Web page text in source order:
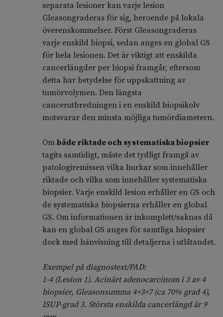
separata lesioner kan varje lesion
Gleasongraderas för sig, beroende på lokala
överenskommelser. Först Gleasongraderas
varje enskild biopsi, sedan anges en global GS
för hela lesionen. Det är viktigt att enskilda
cancerlängder per biopsi framgår, eftersom
detta har betydelse för uppskattning av
tumörvolymen. Den längsta
cancerutbredningen i en enskild biopsikolv
motsvarar den minsta möjliga tumördiametern.
Om både riktade och systematiska biopsier
tagits samtidigt, måste det tydligt framgå av
patologiremissen vilka burkar som innehåller
riktade och vilka som innehåller systematiska
biopsier. Varje enskild lesion erhåller en GS och
de systematiska biopsierna erhåller en global
GS. Om informationen är inkomplett/saknas då
kan en global GS anges för samtliga biopsier
dock med hänvisning till detaljerna i utlåtandet.
Exempel på diagnostext/PAD:
1-4 (Lesion 1). Acinärt adenocarcinom i 3 av 4
biopsier, Gleasonsumma 4+3=7 (ca 70% grad 4),
ISUP-grad 3. Största enskilda cancerlängd är 9